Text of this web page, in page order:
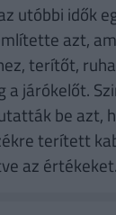
utóbbi idők
azt,
terítőt,
a járókelőt.
be azt,
terített
az értékeket.